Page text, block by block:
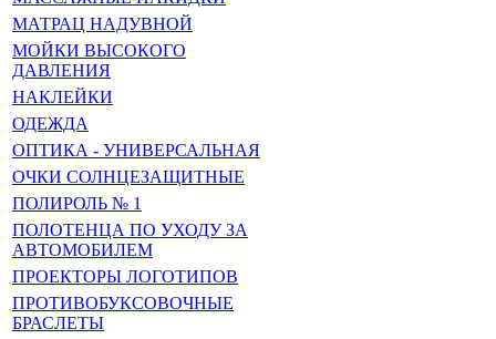
МАТРАЦ НАДУВНОЙ
МОЙКИ ВЫСОКОГО
ДАВЛЕНИЯ
НАКЛЕЙКИ
ОДЕЖДА
ОПТИКА - УНИВЕРСАЛЬНАЯ
ОЧКИ СОЛНЦЕЗАЩИТНЫЕ
ПОЛИРОЛЬ № 1
ПОЛОТЕНЦА ПО УХОДУ ЗА
АВТОМОБИЛЕМ
ПРОЕКТОРЫ ЛОГОТИПОВ
ПРОТИВОБУКСОВОЧНЫЕ
БРАСЛЕТЫ